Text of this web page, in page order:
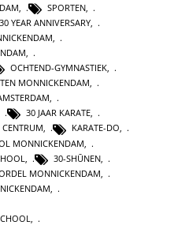
SPORTEN
30 YEAR ANNIVERSARY,
,
,
OCHTEND-GYMNASTIEK,
MONNICKENDAM,
,
30 JAAR KARATE,
, KARATE-DO,
MONNICKENDAM
30-SHŪNEN
MONNICKENDAM